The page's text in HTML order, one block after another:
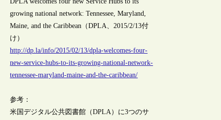
growing national network: Tennessee, Maryland,
Maine, and the Caribbean（DPLA、2015/2/13付
け）
http://dp.la/info/2015/02/13/dpla-welcomes-four-
new-service-hubs-to-its-growing-national-network-
tennessee-maryland-maine-and-the-caribbean/
参考：
米国デジタル公共図書館（DPLA）に3つのサ